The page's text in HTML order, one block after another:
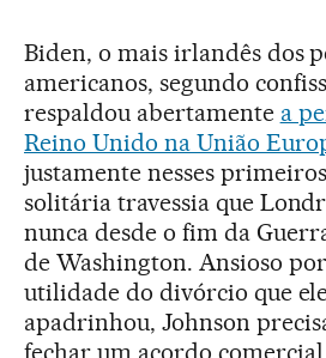
Biden, o mais irlandês dos
americanos, segundo
respaldou abertamente a
Reino Unido na União
justamente nesses
solitária travessia que
nunca desde o fim da
de Washington. Ansioso
utilidade do divórcio que
apadrinhou, Johnson
fechar um acordo